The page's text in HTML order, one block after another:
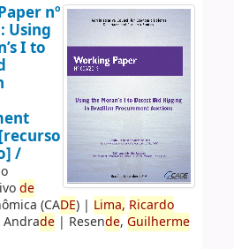
nº
Using
I to
/
de
(CADE)| Lima, Ricardo
Andrade| Resende, Guilherme